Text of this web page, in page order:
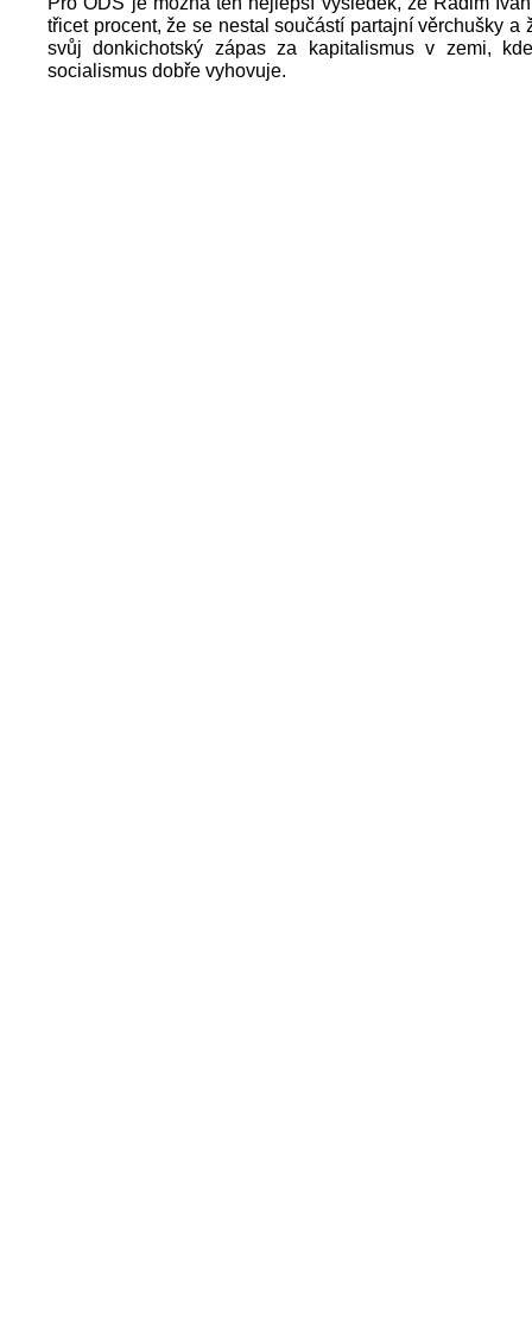
třicet procent, že se nestal součástí partajní věrchušky a
svůj donkichotský zápas za kapitalismus v zemi,
socialismus dobře vyhovuje.